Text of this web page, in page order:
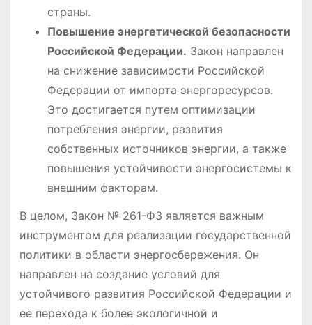
страны․
Повышение энергетической безопасности
Российской Федерации․ Закон направлен
на снижение зависимости Российской
Федерации от импорта энергоресурсов․
Это достигается путем оптимизации
потребления энергии, развития
собственных источников энергии, а также
повышения устойчивости энергосистемы к
внешним факторам․
В целом, Закон № 261-ФЗ является важным
инструментом для реализации государственной
политики в области энергосбережения․ Он
направлен на создание условий для
устойчивого развития Российской Федерации и
ее перехода к более экологичной и